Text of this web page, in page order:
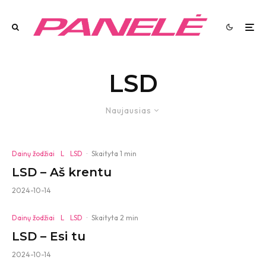
LSD
Naujausias
Dainų žodžiai L LSD · Skaityta 1 min
LSD – Aš krentu
2024-10-14
Dainų žodžiai L LSD · Skaityta 2 min
LSD – Esi tu
2024-10-14